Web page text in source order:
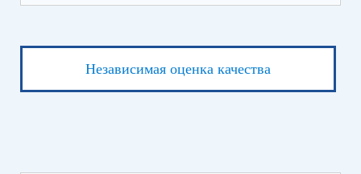
Независимая оценка качества